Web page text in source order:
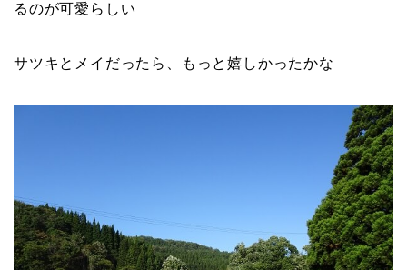
るのが可愛らしい
サツキとメイだったら、もっと嬉しかったかな